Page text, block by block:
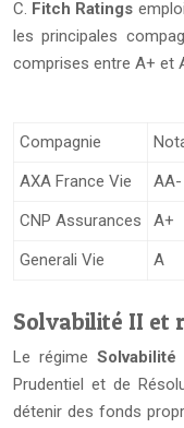
C. Fitch Ratings
les principales
comprises entre A+ et
Compagnie
AXA France Vie
AA-
CNP Assurances
A+
Generali Vie
A
Solvabilité II et
Le régime Solvabilité
Prudentiel et de
détenir des fonds